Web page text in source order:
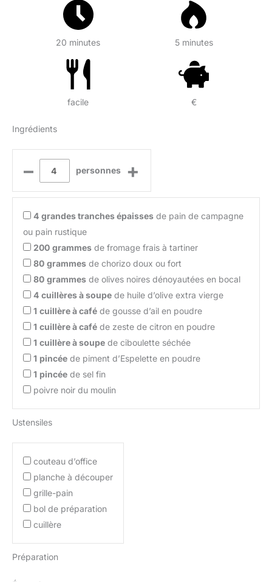
20 minutes 5 minutes
facile €
Ingrédients
– personnes +
4 grandes tranches épaisses de pain de campagne
ou pain rustique
200 grammes de fromage frais à tartiner
80 grammes de chorizo doux ou fort
80 grammes de olives noires dénoyautées en bocal
4 cuillères à soupe de huile d’olive extra vierge
1 cuillère à café de gousse d’ail en poudre
1 cuillère à café de zeste de citron en poudre
1 cuillère à soupe de ciboulette séchée
1 pincée de piment d’Espelette en poudre
1 pincée de sel fin
poivre noir du moulin
Ustensiles
couteau d’office
planche à découper
grille-pain
bol de préparation
cuillère
Préparation